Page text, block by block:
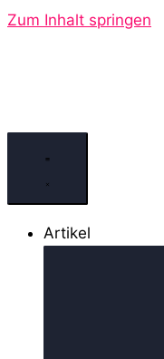
Zum Inhalt springen
Artikel